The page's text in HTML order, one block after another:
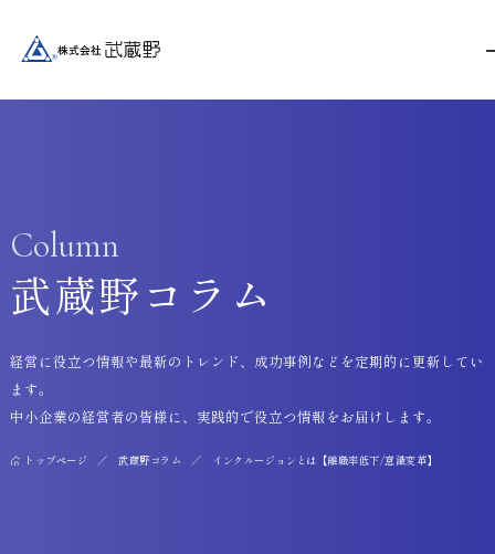
Column
武蔵野コラム
トップページ 武蔵野コラム インクルージョンとは【離職率低下/意識変革】
経営に役立つ情報や最新のトレンド、成功事例などを定期的に更新してい
ます。
中小企業の経営者の皆様に、実践的で役立つ情報をお届けします。